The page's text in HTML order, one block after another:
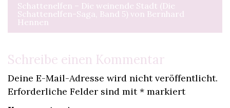
Schattenelfen – Die weinende Stadt (Die
Schattenelfen-Saga, Band 5) von Bernhard
Hennen
Schreibe einen Kommentar
Deine E-Mail-Adresse wird nicht veröffentlicht.
Erforderliche Felder sind mit* markiert